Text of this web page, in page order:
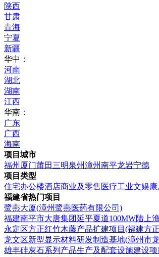
陕西
甘肃
青海
宁夏
新疆
华中：
河南
湖北
湖南
江西
华南：
广东
广西
海南
项目城市
福州 厦门莆田 三明泉州漳州南平龙岩宁德
项目类型
住宅办公楼酒店商业及零售 医疗工业文娱康
福建省热门项目
鹭燕大厦(漳州鹭燕医药有限公司)
福建南平市大唐集团延平夏道100MW陆上
永定区方正红竹木藤产品扩建项目(福建方
龙文区新型显示材料研发制造基地(漳州市
雄丰硅灰石系列产品生产及配套设施建设